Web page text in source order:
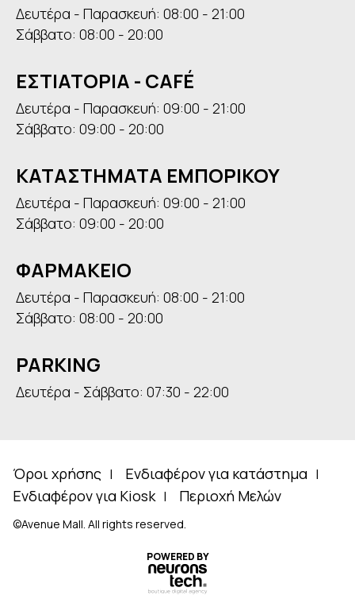
Δευτέρα - Παρασκευή: 08:00 - 21:00
Σάββατο: 08:00 - 20:00
ΕΣΤΙΑΤΟΡΙΑ - CAFÉ
Δευτέρα - Παρασκευή: 09:00 - 21:00
Σάββατο: 09:00 - 20:00
ΚΑΤΑΣΤΗΜΑΤΑ ΕΜΠΟΡΙΚΟΥ
Δευτέρα - Παρασκευή: 09:00 - 21:00
Σάββατο: 09:00 - 20:00
ΦΑΡΜΑΚΕΙΟ
Δευτέρα - Παρασκευή: 08:00 - 21:00
Σάββατο: 08:00 - 20:00
PARKING
Δευτέρα - Σάββατο: 07:30 - 22:00
Όροι χρήσης
Ενδιαφέρον για κατάστημα
Ενδιαφέρον για Kiosk
Περιοχή Μελών
©Avenue Mall. All rights reserved.
POWERED BY